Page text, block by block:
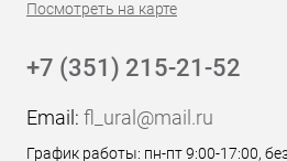
Посмотреть на карте
+7 (351) 215-21-52
Email: fl_ural@mail.ru
График работы: пн-пт 9:00-17:00,